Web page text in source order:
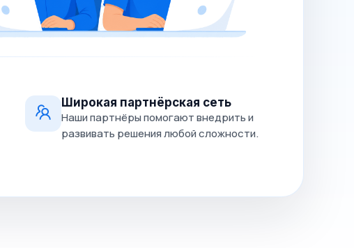
Широкая партнёрская сеть
Наши партнёры помогают внедрить и
развивать решения любой сложности.